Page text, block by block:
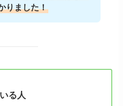
りました！
る人